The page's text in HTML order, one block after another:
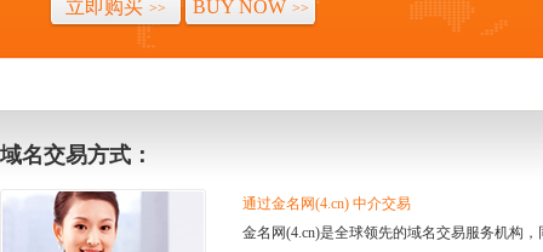
立即购买 >> BUY NOW >>
域名交易方式：
通过金名网(4.cn) 中介交易
金名网(4.cn)是全球领先的域名交易服务机构